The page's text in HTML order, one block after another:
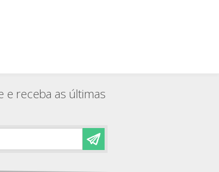
e receba as últimas